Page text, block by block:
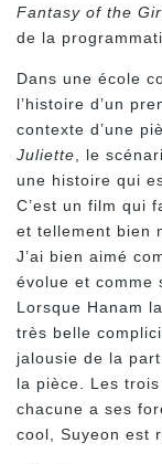
Fantasy of the
de la
Dans une école
l’histoire d’un
contexte d’une
Juliette , le
une histoire qui
C’est un film qui
et tellement bien
J’ai bien aimé
évolue et comme
Lorsque Hanam
très belle
jalousie de la
la pièce. Les
chacune a ses
cool, Suyeon est